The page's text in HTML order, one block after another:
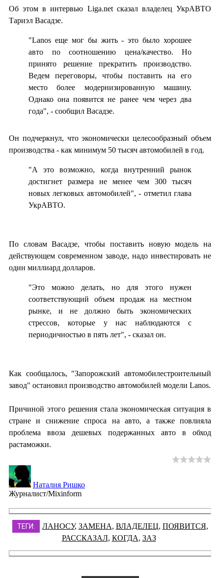
Об этом в интервью Liga.net сказал владелец УкрАВТО
Тариэл Васадзе.
"Lanos еще мог бы жить - это было хорошее
авто по соотношению цена/качество. Но
принято решение прекратить производство.
Ведем переговоры, чтобы поставить на его
место более модернизированную машину.
Однако она появится не ранее чем через два
года", - сообщил Васадзе.
Он подчеркнул, что экономически целесообразный объем
производства - как минимум 50 тысяч автомобилей в год.
"А это возможно, когда внутренний рынок
достигнет размера не менее чем 300 тысяч
новых легковых автомобилей", - отметил глава
УкрАВТО.
По словам Васадзе, чтобы поставить новую модель на
действующем современном заводе, надо инвестировать не
один миллиард долларов.
"Это можно делать, но для этого нужен
соответствующий объем продаж на местном
рынке, и не должно быть экономических
стрессов, которые у нас наблюдаются с
периодичностью в пять лет", - сказал он.
Как сообщалось, "Запорожский автомобилестроительный
завод" остановил производство автомобилей модели Lanos.
Причиной этого решения стала экономическая ситуация в
стране и снижение спроса на авто, а также повлияла
проблема ввоза дешевых подержанных авто в обход
растаможки.
Наталия Ришко
Журналист/Mixinform
ТЕГИ: ЛАНОСУ, ЗАМЕНА, ВЛАДЕЛЕЦ, ПОЯВИТСЯ,
РАССКАЗАЛ, КОГДА, ЗАЗ